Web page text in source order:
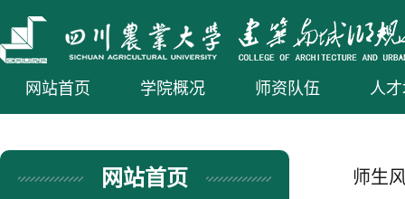
网站首页 学院概况 师资队伍 人
网站首页 师生